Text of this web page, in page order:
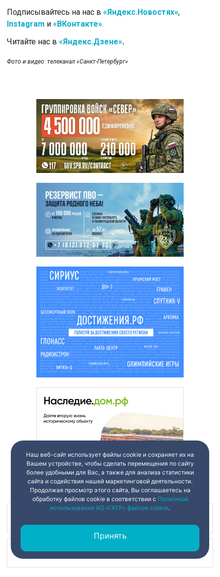
Подписывайтесь на нас в «Яндекс.Новостях»,
Instagram и «ВКонтакте».
Читайте нас в «Яндекс.Дзене».
Фото и видео: телеканал «Санкт-Петербург»
Наш канал в
Наш веб-сайт использует файлы cookie и сохраняет их на
Вашем устройстве, чтобы сделать перемещения по сайту
более удобными для Вас, а также для анализа статистики
сайта и содействия нашей маркетинговой деятельности.
Продолжая просмотр этого сайта, Вы соглашаетесь на
обработку файлов cookie в соответствии с Политикой
использования АО «ГАТР» файлов cookie.
Принять